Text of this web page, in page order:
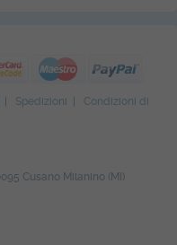
Spedizioni
Condizioni di
Cusano Milanino (MI)